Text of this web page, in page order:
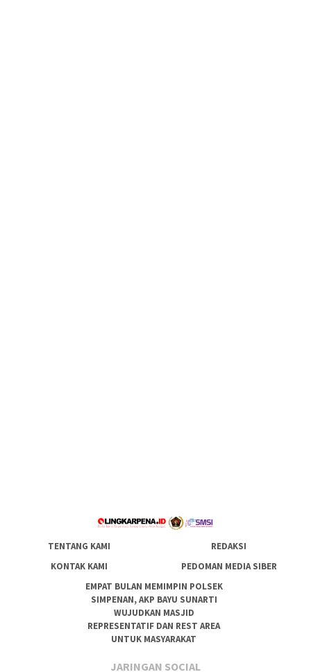
TENTANG KAMI
REDAKSI
KONTAK KAMI
PEDOMAN MEDIA SIBER
EMPAT BULAN MEMIMPIN POLSEK
SIMPENAN, AKP BAYU SUNARTI
WUJUDKAN MASJID
REPRESENTATIF DAN REST AREA
UNTUK MASYARAKAT
JARINGAN SOCIAL